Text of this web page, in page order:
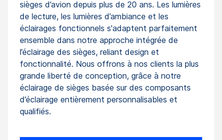
sièges d’avion depuis plus de 20 ans. Les lumières
de lecture, les lumières d’ambiance et les
éclairages fonctionnels s'adaptent parfaitement
ensemble dans notre approche intégrée de
l’éclairage des sièges, reliant design et
fonctionnalité. Nous offrons à nos clients la plus
grande liberté de conception, grâce à notre
éclairage de sièges basée sur des composants
d’éclairage entièrement personnalisables et
qualifiés.